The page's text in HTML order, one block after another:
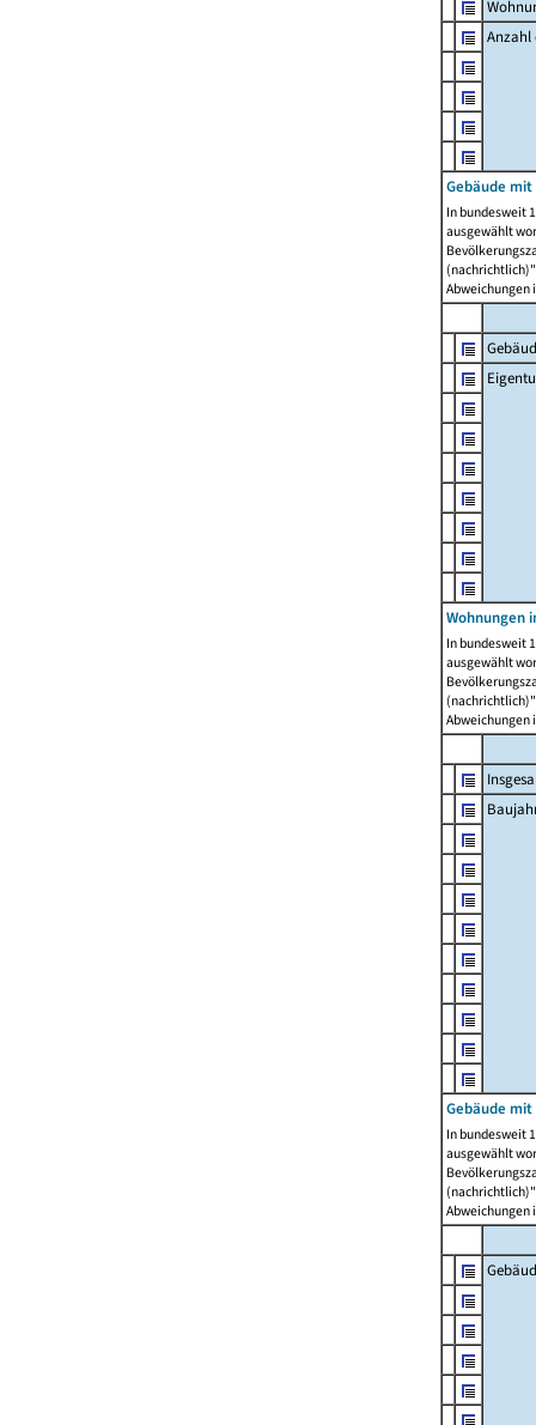
Anzahl
Gebäude
In bundesweit
ausgewählt
Abweichungen
Wohnungen
In bundesweit
ausgewählt
Abweichungen
Gebäude mit
In bundesweit
ausgewählt
Abweichungen